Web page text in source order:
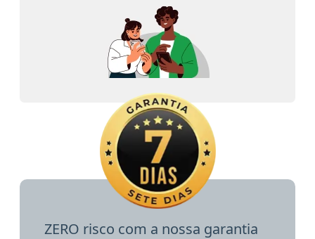
ZERO risco com a nossa garantia